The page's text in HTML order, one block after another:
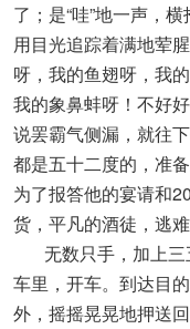
了；是“哇”地一声，
用目光追踪着满地荤
呀，我的鱼翅呀，我
我的象鼻蚌呀！不好
说罢霸气侧漏，就往
都是五十二度的，准
为了报答他的宴请和
货，平凡的酒徒，逃难
无数只手，加上三
车里，开车。到达目
外，摇摇晃晃地押送